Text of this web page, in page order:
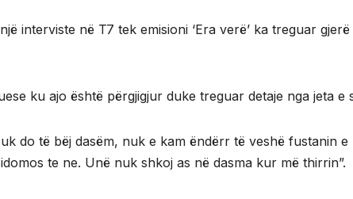
interviste në T7 tek emisioni ‘Era verë’ ka treguar gjerë
ku ajo është përgjigjur duke treguar detaje nga jeta e
do të bëj dasëm, nuk e kam ëndërr të veshë fustanin e
te ne. Unë nuk shkoj as në dasma kur më thirrin”.